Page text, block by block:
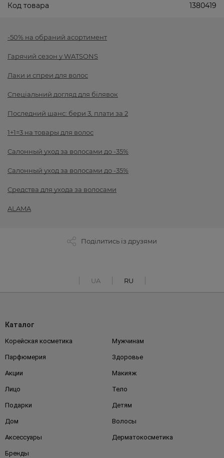
Код товара 1380419
-50% на обраний асортимент
Гарячий сезон у WATSONS
Лаки и спреи для волос
Спеціальний догляд для білявок
Последний шанс: бери 3, плати за 2
1+1=3 на товары для волос
Салонный уход за волосами до -35%
Салонный уход за волосами до -35%
Средства для ухода за волосами
ALAMA
Поділитись із друзями
UA RU
Каталог
Корейская косметика Мужчинам
Парфюмерия Здоровье
Акции Макияж
Лицо Тело
Подарки Детям
Дом Волосы
Аксессуары Дерматокосметика
Бренды